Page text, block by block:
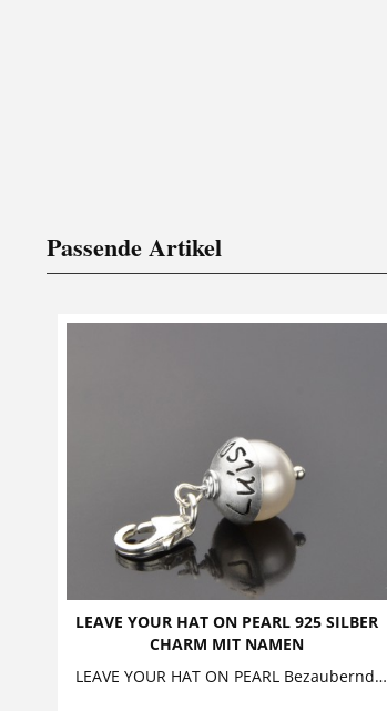
Passende Artikel
LEAVE YOUR HAT ON PEARL 925 SILBER
CHARM MIT NAMEN
LEAVE YOUR HAT ON PEARL Bezaubernder Namensanhänger mit Gravur, bestehend aus einer Perle, die ein Silberhütchen trägt. Das Hütchen kann mit...